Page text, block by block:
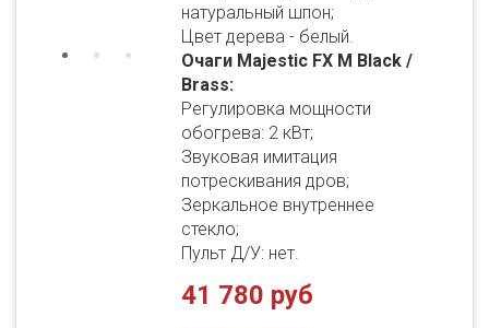
натуральный шпон;
Цвет дерева - белый.
Очаги Majestic FX M Black /
Brass:
Регулировка мощности
обогрева: 2 кВт;
Звуковая имитация
потрескивания дров;
Зеркальное внутреннее
стекло;
Пульт Д/У: нет.
41 780 руб